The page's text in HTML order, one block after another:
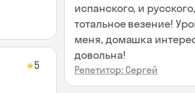
★5
испанского, и
тотальное везение!
меня, домашка
довольна!
Репетитор: Сергей